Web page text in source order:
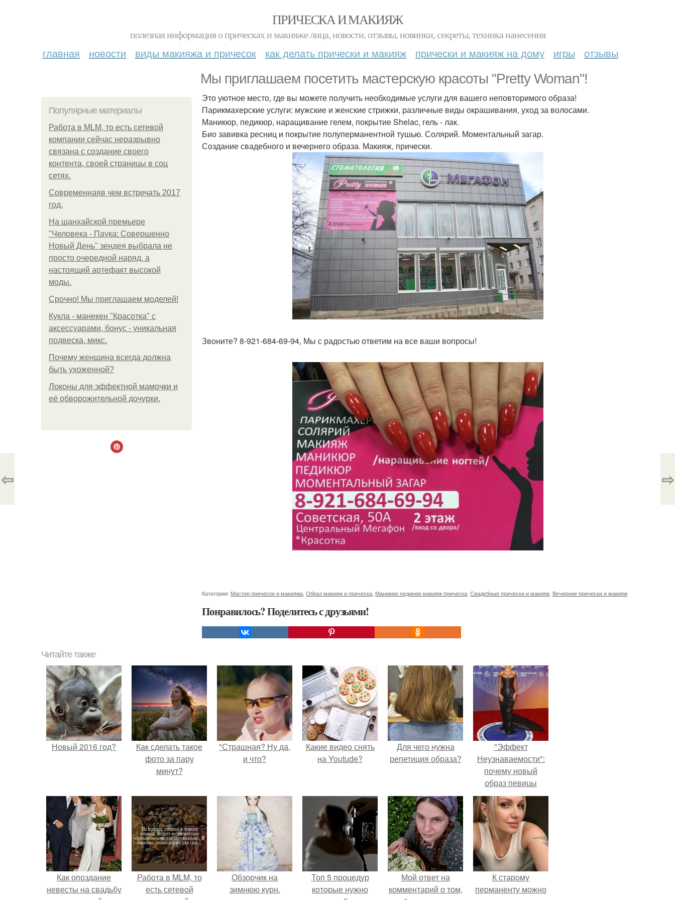
ПРИЧЕСКА И МАКИЯЖ
полезная информация о прическах и макияже лица, новости, отзывы, новинки, секреты, техника нанесения
главная новости виды макияжа и причесок как делать прически и макияж прически и макияж на дому игры отзывы
Мы приглашаем посетить мастерскую красоты "Pretty Woman"!
Популярные материалы
Работа в MLM, то есть сетевой
компании сейчас неразрывно
связана с создание своего
контента, своей страницы в соц
сетях.
Современнаяв чем встречать 2017
год.
На шанхайской премьере
"Человека - Паука: Совершенно
Новый День" зендея выбрала не
просто очередной наряд, а
настоящий артефакт высокой
моды.
Срочно! Мы приглашаем моделей!
Кукла - манекен "Красотка" с
аксессуарами, бонус - уникальная
подвеска, микс.
Почему женщина всегда должна
быть ухоженной?
Локоны для эффектной мамочки и
её обворожительной дочурки.
Это уютное место, где вы можете получить необходимые услуги для вашего неповторимого образа!
Парикмахерские услуги: мужские и женские стрижки, различные виды окрашивания, уход за волосами.
Маникюр, педикюр, наращивание гелем, покрытие Shelac, гель - лак.
Био завивка ресниц и покрытие полуперманентной тушью. Солярий. Моментальный загар.
Создание свадебного и вечернего образа. Макияж, прически.
Звоните? 8-921-684-69-94, Мы с радостью ответим на все ваши вопросы!
Категории: Мастер причесок и макияжа Образ макияж и прическа Маникюр педикюр макияж прическа Свадебные прически и макияж Вечерние прически и макияж
Понравилось? Поделитесь с друзьями!
⇦ ⇨
Читайте также
Новый 2016 год?
Как сделать такое
фото за пару
минут?
"Страшная? Ну да,
и что?
Какие видео снять
на Youtude?
Для чего нужна
репетиция образа?
"Эффект
Неузнаваемости":
почему новый
образ певицы
вызвал споры о
гранях
возможного?
Как опоздание
невесты на свадьбу
Работа в MLM, то
есть сетевой
Обзорчик на
зимнюю курн.
Топ 5 процедур
которые нужно
Мой ответ на
комментарий о том,
К старому
перманенту можно